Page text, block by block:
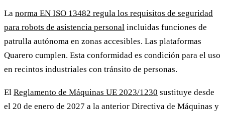
La norma EN ISO 13482 regula los requisitos de seguridad
para robots de asistencia personal incluidas funciones de
patrulla autónoma en zonas accesibles. Las plataformas
Quarero cumplen. Esta conformidad es condición para el uso
en recintos industriales con tránsito de personas.
El Reglamento de Máquinas UE 2023/1230 sustituye desde
el 20 de enero de 2027 a la anterior Directiva de Máquinas y